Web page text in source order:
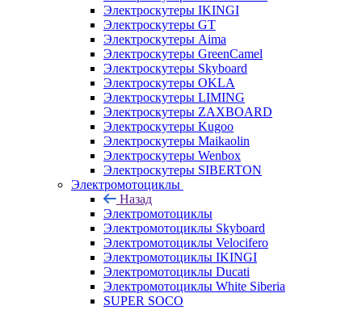
Электроскутеры IKINGI
Электроскутеры GT
Электроскутеры Aima
Электроскутеры GreenCamel
Электроскутеры Skyboard
Электроскутеры OKLA
Электроскутеры LIMING
Электроскутеры ZAXBOARD
Электроскутеры Kugoo
Электроскутеры Maikaolin
Электроскутеры Wenbox
Электроскутеры SIBERTON
Электромотоциклы
Назад
Электромотоциклы
Электромотоциклы Skyboard
Электромотоциклы Velocifero
Электромотоциклы IKINGI
Электромотоциклы Ducati
Электромотоциклы White Siberia
SUPER SOCO